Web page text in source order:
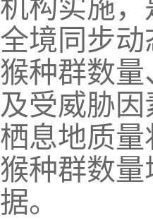
机构实施
全境同步
猴种群数
及受威胁
栖息地质
猴种群数
据。